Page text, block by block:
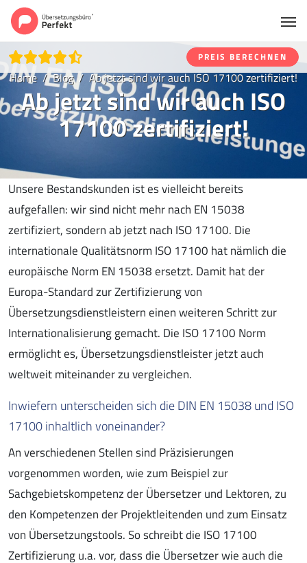
PREIS BERECHNEN
Home Blog Ab jetzt sind wir auch ISO 17100 zertifiziert!
Ab jetzt sind wir auch ISO
17100 zertifiziert!
Unsere Bestandskunden ist es vielleicht bereits
aufgefallen: wir sind nicht mehr nach EN 15038
zertifiziert, sondern ab jetzt nach ISO 17100. Die
internationale Qualitätsnorm ISO 17100 hat nämlich die
europäische Norm EN 15038 ersetzt. Damit hat der
Europa-Standard zur Zertifizierung von
Übersetzungsdienstleistern einen weiteren Schritt zur
Internationalisierung gemacht. Die ISO 17100 Norm
ermöglicht es, Übersetzungsdienstleister jetzt auch
weltweit miteinander zu vergleichen.
Inwiefern unterscheiden sich die DIN EN 15038 und ISO
17100 inhaltlich voneinander?
An verschiedenen Stellen sind Präzisierungen
vorgenommen worden, wie zum Beispiel zur
Sachgebietskompetenz der Übersetzer und Lektoren, zu
den Kompetenzen der Projektleitenden und zum Einsatz
von Übersetzungstools. So schreibt die ISO 17100
Zertifizierung u.a. vor, dass die Übersetzer wie auch die